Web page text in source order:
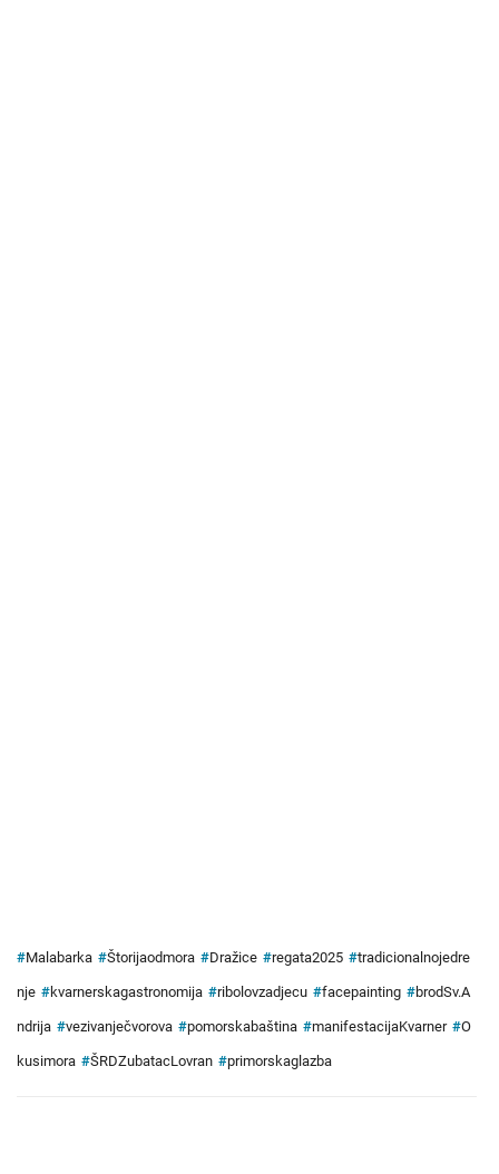
#Malabarka #Štorijaodmora #Dražice #regata2025 #tradicionalnojedre
nje #kvarnerskagastronomija #ribolovzadjecu #facepainting #brodSv.A
ndrija #vezivanječvorova #pomorskabaština #manifestacijaKvarner #O
kusimora #ŠRDZubatacLovran #primorskaglazba